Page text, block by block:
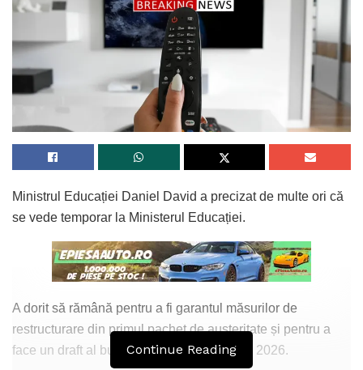
Ministrul Educației Daniel David a precizat de multe ori că
se vede temporar la Ministerul Educației.
A dorit să rămână pentru a fi garantul măsurilor de
restructurare din primul pachet de austeritate și pentru a
face un draft al bugetului Educației în anul 2026.
Continue Reading